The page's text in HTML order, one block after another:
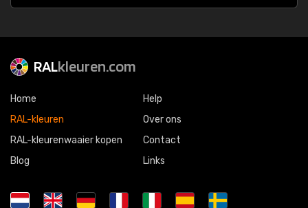
RALkleuren.com
Home
RAL-kleuren
RAL-kleurenwaaier kopen
Blog
Help
Over ons
Contact
Links